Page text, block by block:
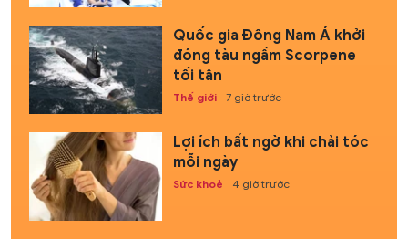
Quốc gia Đông Nam Á khởi
đóng tàu ngầm Scorpene
tối tân
Thế giới 7 giờ trước
Lợi ích bất ngờ khi chải tóc
mỗi ngày
Sức khoẻ 4 giờ trước